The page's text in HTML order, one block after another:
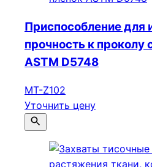
Приспособление для
прочность к проколу
ASTM D5748
МТ-Z102
Уточнить цену